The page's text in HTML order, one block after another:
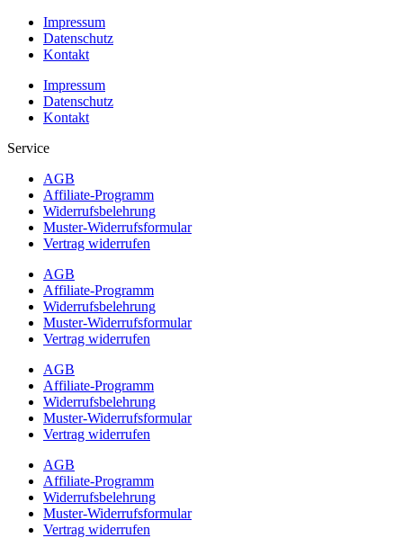
Impressum
Datenschutz
Kontakt
Impressum
Datenschutz
Kontakt
Service
AGB
Affiliate-Programm
Widerrufsbelehrung
Muster-Widerrufsformular
Vertrag widerrufen
AGB
Affiliate-Programm
Widerrufsbelehrung
Muster-Widerrufsformular
Vertrag widerrufen
AGB
Affiliate-Programm
Widerrufsbelehrung
Muster-Widerrufsformular
Vertrag widerrufen
AGB
Affiliate-Programm
Widerrufsbelehrung
Muster-Widerrufsformular
Vertrag widerrufen